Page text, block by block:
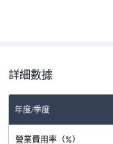
詳細數據
年度/季度2025-Q3
營業費用率（%）
32.56